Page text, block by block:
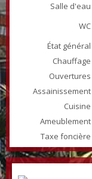
Salle d'eau
WC
État général
Chauffage
Ouvertures
Assainissement
Cuisine
Ameublement
Taxe foncière